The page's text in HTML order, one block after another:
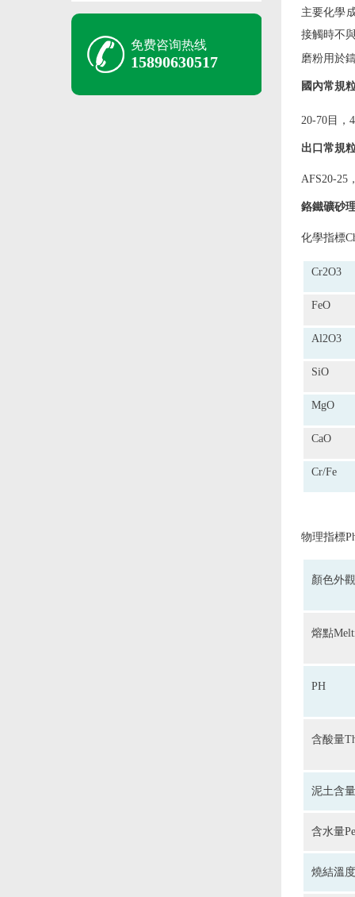
免费咨询热线
15890630517
主要化學
接觸時不
磨粉用於
國內常規
20-70目，
出口常規
AFS20-25
鉻鐵礦砂
化學指標
Cr2O3
FeO
Al2O3
SiO
MgO
CaO
Cr/Fe
物理指標
顏色外
熔點
PH
含酸量
泥土含
含水量
燒結溫